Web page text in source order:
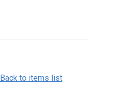
Back to items list